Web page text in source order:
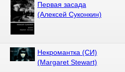
Первая засада
(Алексей Суконкин)
Некромантка (СИ)
(Margaret Stewart)